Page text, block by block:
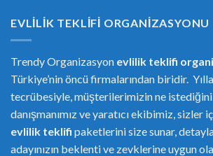
EVLILIK TEKLIFI ORGANIZASYONU
Trendy Organizasyon evlilik teklifi or
Türkiye’nin öncü firmalarından biridir.
tecrübesiyle, müşterilerimizin ne
danışmanımız ve yaratıcı ekibimiz, sizler
evlilik teklifi paketlerini size sunar,
adayınızın beklenti ve zevklerine uygun